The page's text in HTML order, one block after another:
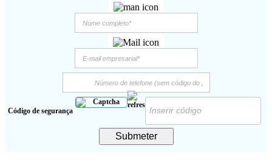
Código de segurança
Submeter